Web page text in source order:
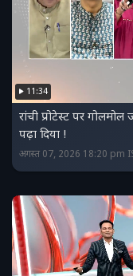
11:34
रांची प्रोटेस्ट पर
पढ़ा दिया !
अगस्त 07, 2026 18:20 pm